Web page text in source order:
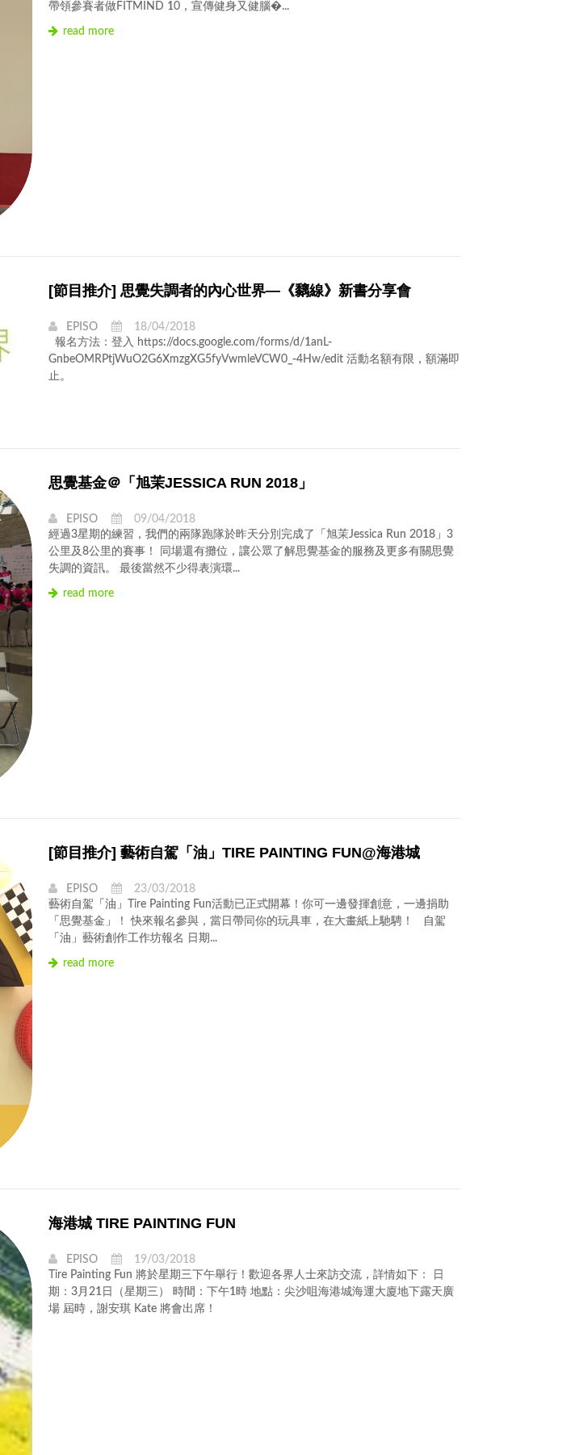
帶領參賽者做FITMIND 10，宣傳健身又健腦�...
read more
[節目推介] 思覺失調者的內心世界—《黐線》新書分享會
EPISO
18/04/2018
報名方法：登入 https://docs.google.com/forms/d/1anL-
GnbeOMRPtjWuO2G6XmzgXG5fyVwmleVCW0_-4Hw/edit 活動名額有限，額滿即
止。
思覺基金＠「旭茉JESSICA RUN 2018」
EPISO
09/04/2018
經過3星期的練習，我們的兩隊跑隊於昨天分別完成了「旭茉Jessica Run 2018」3
公里及8公里的賽事！ 同場還有攤位，讓公眾了解思覺基金的服務及更多有關思覺
失調的資訊。 最後當然不少得表演環...
read more
[節目推介] 藝術自駕「油」TIRE PAINTING FUN@海港城
EPISO
23/03/2018
藝術自駕「油」Tire Painting Fun活動已正式開幕！你可一邊發揮創意，一邊捐助
「思覺基金」！ 快來報名參與，當日帶同你的玩具車，在大畫紙上馳騁！ 自駕
「油」藝術創作工作坊報名 日期...
read more
海港城 TIRE PAINTING FUN
EPISO
19/03/2018
Tire Painting Fun 將於星期三下午舉行！歡迎各界人士來訪交流，詳情如下： 日
期：3月21日（星期三） 時間：下午1時 地點：尖沙咀海港城海運大廈地下露天廣
場 屆時，謝安琪 Kate 將會出席！